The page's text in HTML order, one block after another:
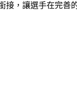
，讓選手在完善